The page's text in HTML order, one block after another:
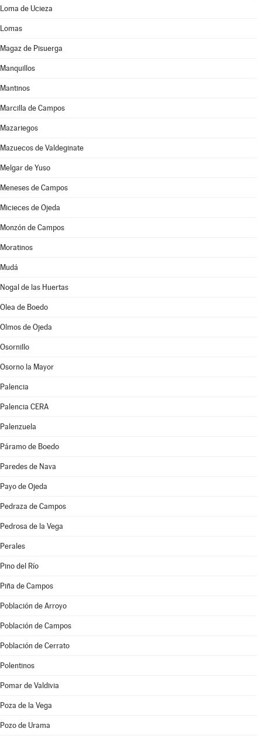
Loma de Ucieza
Lomas
Magaz de Pisuerga
Manquillos
Mantinos
Marcilla de Campos
Mazariegos
Mazuecos de Valdeginate
Melgar de Yuso
Meneses de Campos
Micieces de Ojeda
Monzón de Campos
Moratinos
Mudá
Nogal de las Huertas
Olea de Boedo
Olmos de Ojeda
Osornillo
Osorno la Mayor
Palencia
Palencia CERA
Palenzuela
Páramo de Boedo
Paredes de Nava
Payo de Ojeda
Pedraza de Campos
Pedrosa de la Vega
Perales
Pino del Río
Piña de Campos
Población de Arroyo
Población de Campos
Población de Cerrato
Polentinos
Pomar de Valdivia
Poza de la Vega
Pozo de Urama